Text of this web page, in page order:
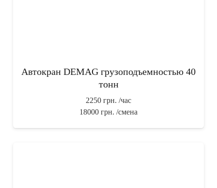
Автокран DEMAG грузоподъемностью 40
тонн
2250 грн. /час
18000 грн. /смена